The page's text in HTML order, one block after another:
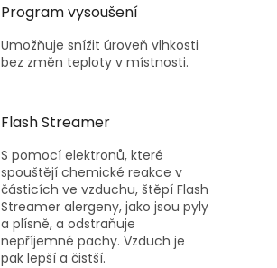
Program vysoušení
Umožňuje snížit úroveň vlhkosti
bez změn teploty v místnosti.
Flash Streamer
S pomocí elektronů, které
spouštějí chemické reakce v
částicích ve vzduchu, štěpí Flash
Streamer alergeny, jako jsou pyly
a plísně, a odstraňuje
nepříjemné pachy. Vzduch je
pak lepší a čistší.